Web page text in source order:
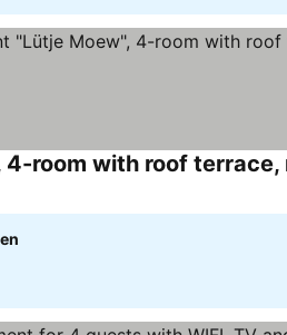
room with roof